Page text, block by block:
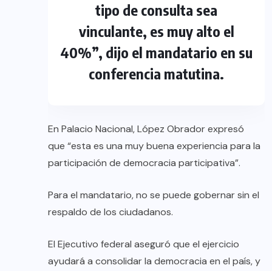
tipo de consulta sea
vinculante, es muy alto el
40%”, dijo el mandatario en su
conferencia matutina.
En Palacio Nacional, López Obrador expresó
que “esta es una muy buena experiencia para la
participación de democracia participativa”.
Para el mandatario, no se puede gobernar sin el
respaldo de los ciudadanos.
El Ejecutivo federal aseguró que el ejercicio
ayudará a consolidar la democracia en el país, y